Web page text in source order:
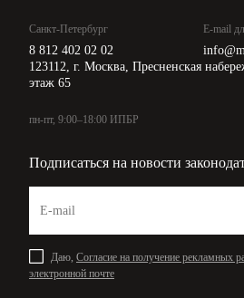
Санкт-Петербург
8 812 402 02 02
E-mail
123112, г. Москва, Пресненская
этаж 65
пн-пт, 9:00–18:00 ИПБР
Подписаться на новости
Даю, Согласие на получение рекламных
электронной почте